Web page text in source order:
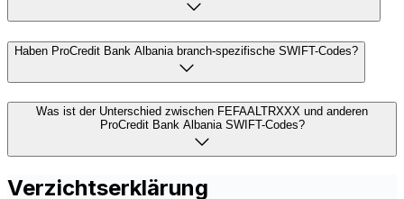
Haben ProCredit Bank Albania branch-spezifische SWIFT-Codes?
Was ist der Unterschied zwischen FEFAALTRXXX und anderen
ProCredit Bank Albania SWIFT-Codes?
Verzichtserklärung